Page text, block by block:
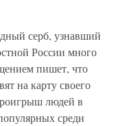
серб, узнавший
России много
пишет, что
на карту своего
людей в
среди